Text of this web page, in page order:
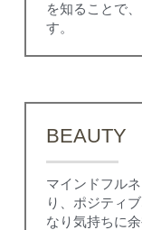
を知ることで
す。
BEAUTY
マインドフル
り、ポジティ
なり気持ちに